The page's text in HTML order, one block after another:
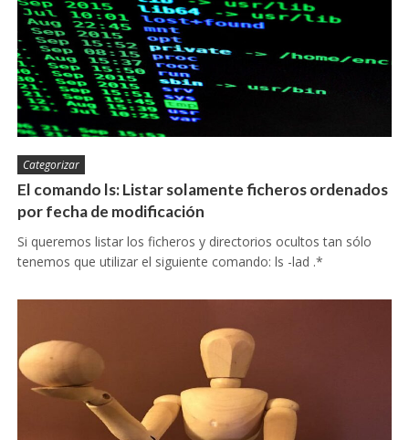
Categorizar
El comando ls: Listar solamente ficheros ordenados
por fecha de modificación
Si queremos listar los ficheros y directorios ocultos tan sólo
tenemos que utilizar el siguiente comando: ls -lad .*